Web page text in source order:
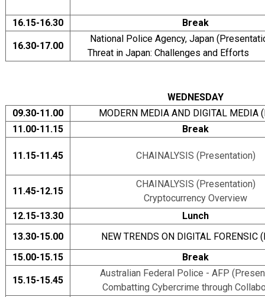
16.15-16.30 Break
16.30-17.00
National Police Agency, Japan
Threat in Japan: Challenges
WEDNESDAY
09.30-11.00
MODERN MEDIA AND DIGITAL MEDIA
11.00-11.15
Break
11.15-11.45 CHAINALYSIS (Presentation)
11.45-12.15
CHAINALYSIS (Presentation)
Cryptocurrency Overview
12.15-13.30
Lunch
13.30-15.00
NEW TRENDS ON DIGITAL FORENSIC
15.00-15.15
Break
15.15-15.45
Australian Federal Police - AFP
Combatting Cybercrime through